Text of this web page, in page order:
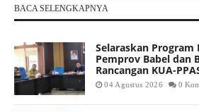
BACA SELENGKAPNYA
Selaraskan Program
Pemprov Babel dan
Rancangan KUA-
04 Agustus 2026 0